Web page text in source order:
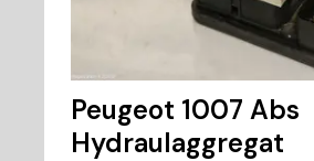
Peugeot 1007 Abs
Hydraulaggregat